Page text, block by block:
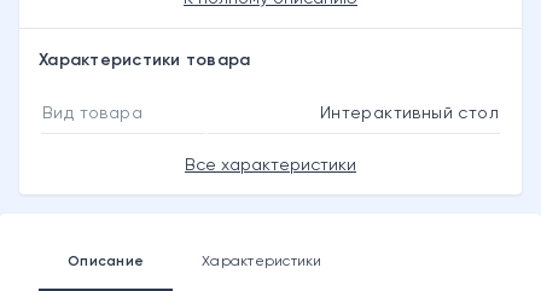
Характеристики товара
Вид товара Интерактивный стол
Все характеристики
Описание Характеристики